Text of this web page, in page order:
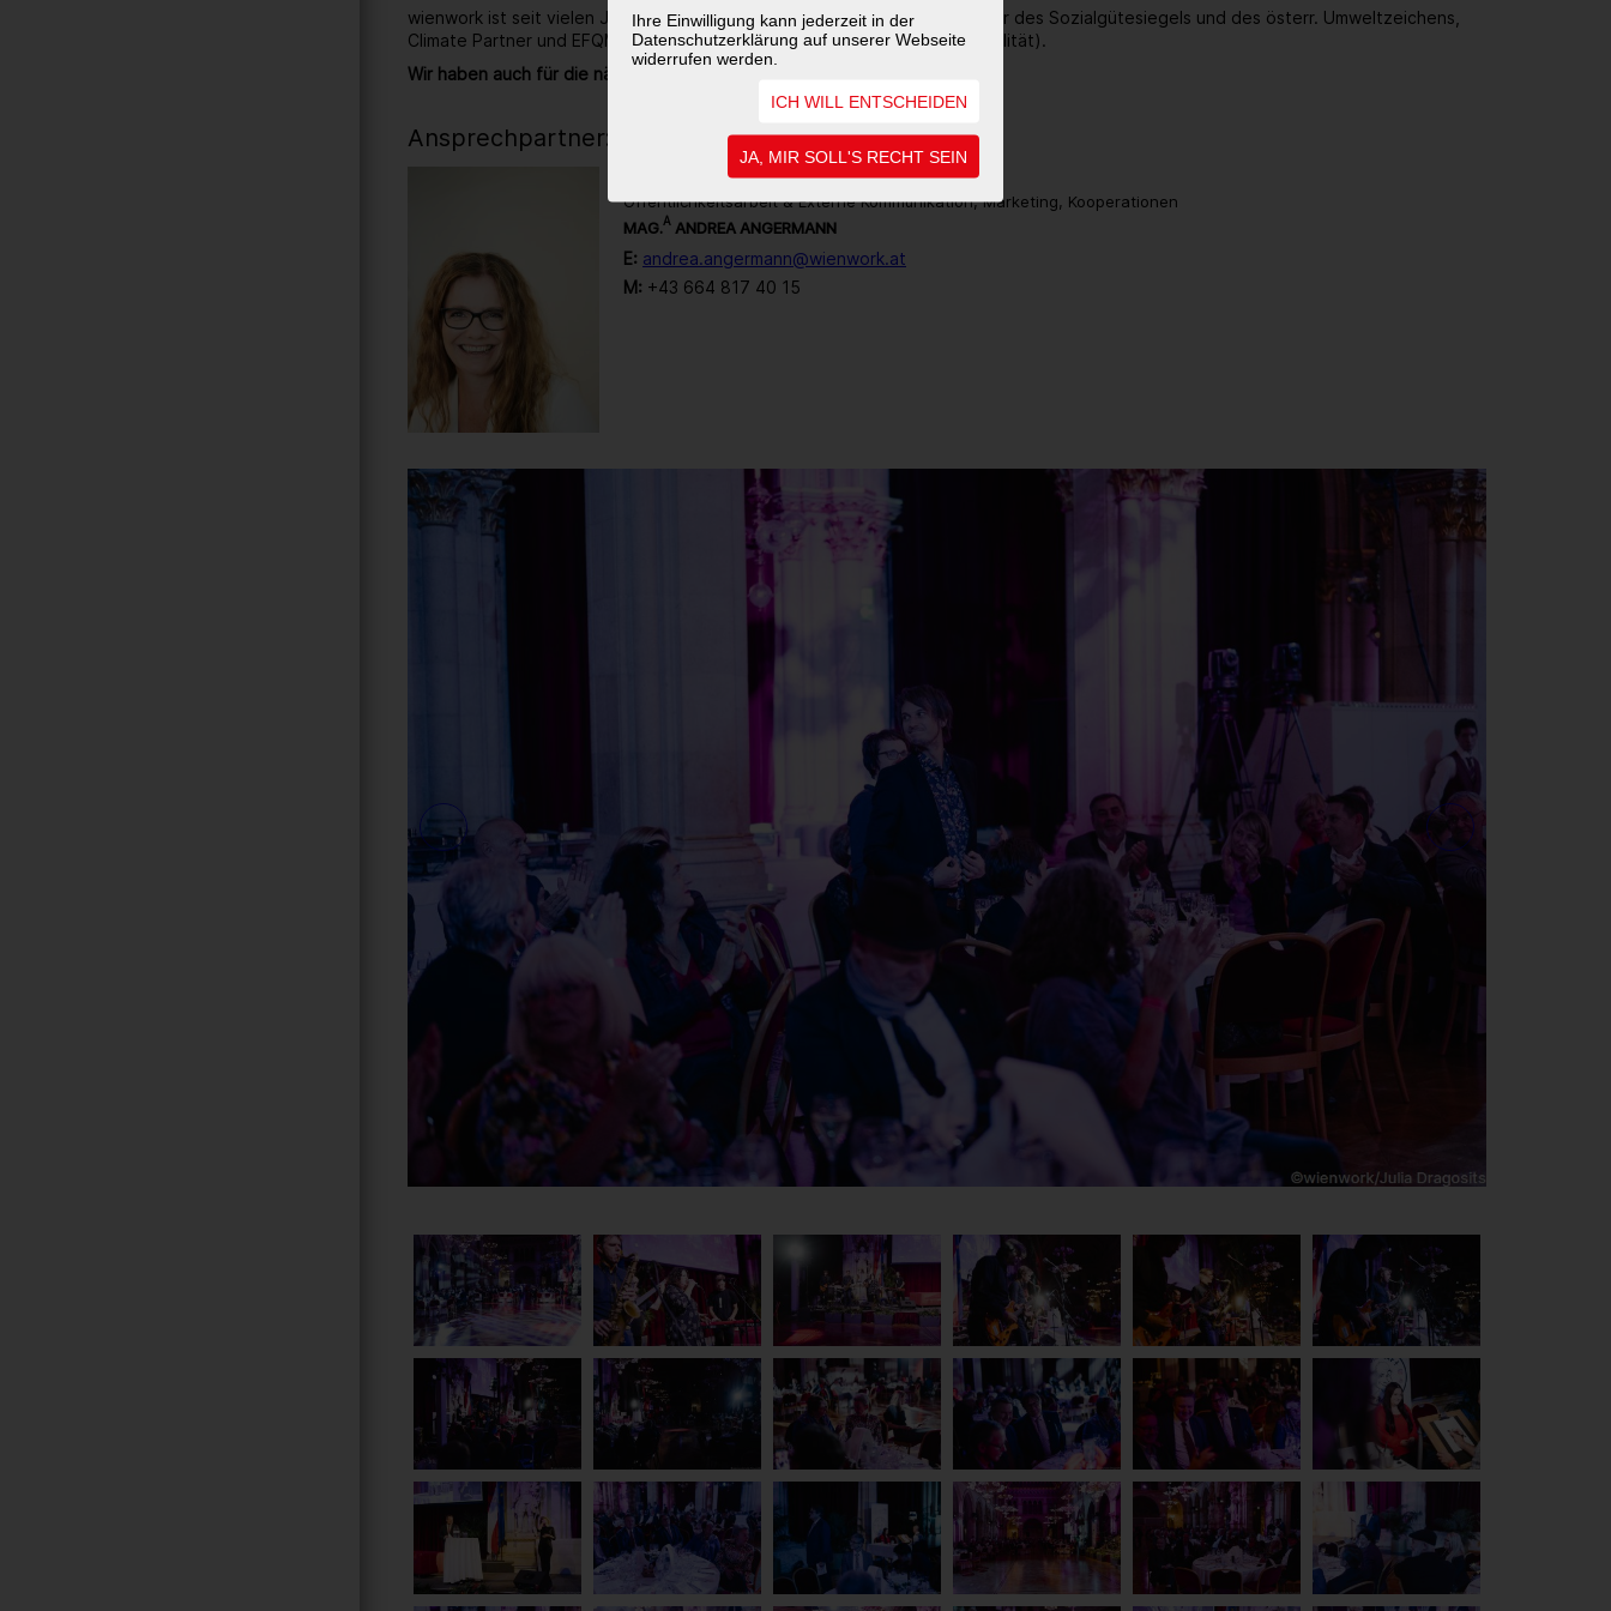
Ihre Einwilligung kann jederzeit in der
Datenschutzerklärung auf unserer Webseite
widerrufen werden.
ICH WILL ENTSCHEIDEN
JA, MIR SOLL'S RECHT SEIN
wienwork ist seit vielen Jahren ausgezeichneter Ökoprofit-Betrieb, Träger des Sozialgütesiegels und des österr. Umweltzeichens,
Climate Partner und EFQM zertifiziert (Gütezeichen für Unternehmensqualität).
Wir haben auch für die nächsten 40 Jahre noch sehr viel vor.
Ansprechpartner:in
Öffentlichkeitsarbeit & Externe Kommunikation, Marketing, Kooperationen
MAG.A ANDREA ANGERMANN
E: andrea.angermann@wienwork.at
M: +43 664 817 40 15
45/ 259